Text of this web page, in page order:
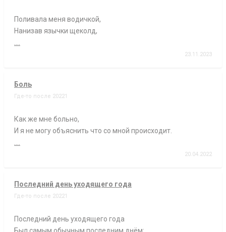
Поливала меня водичкой,
Нанизав язычки щеколд,
23.11.2023
Боль
Где-то после 20221
Как же мне больно,
И я не могу объяснить что со мной происходит.
20.04.2022
Последний день уходящего года
Где-то после 20221
Последний день уходящего года